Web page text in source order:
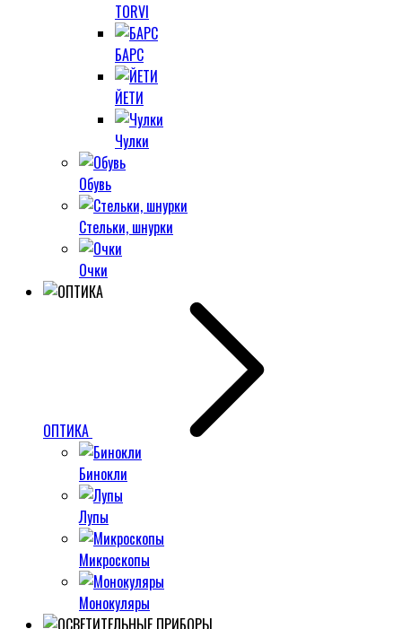
TORVI
БАРС
ЙЕТИ
Чулки
Обувь
Стельки, шнурки
Очки
ОПТИКА
Бинокли
Лупы
Микроскопы
Монокуляры